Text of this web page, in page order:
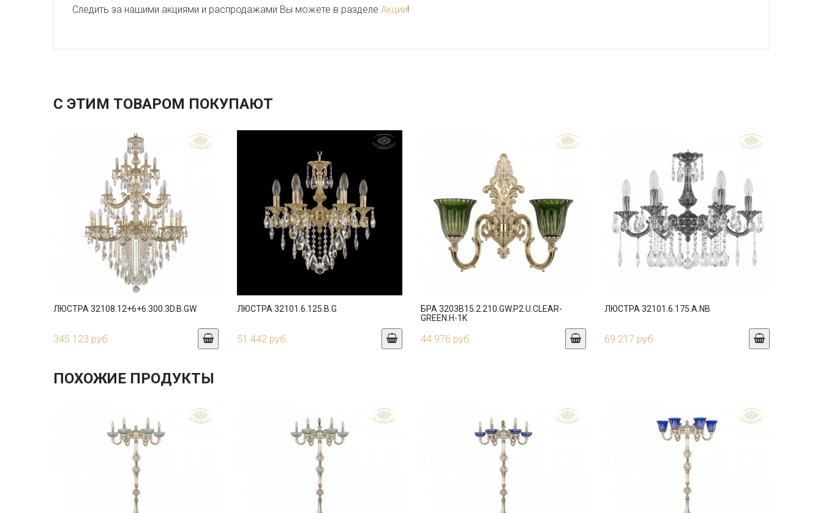
Следить за нашими акциями и распродажами Вы можете в разделе Акции!
С ЭТИМ ТОВАРОМ ПОКУПАЮТ
ЛЮСТРА 32108.12+6+6.300.3D.B.GW
345 123 руб.
ЛЮСТРА 32101.6.125.B.G
51 442 руб.
БРА 3203B15.2.210.GW.P2.U.CLEAR-
GREEN.H-1K
44 976 руб.
ЛЮСТРА 32101.6.175.A.NB
69 217 руб.
ПОХОЖИЕ ПРОДУКТЫ